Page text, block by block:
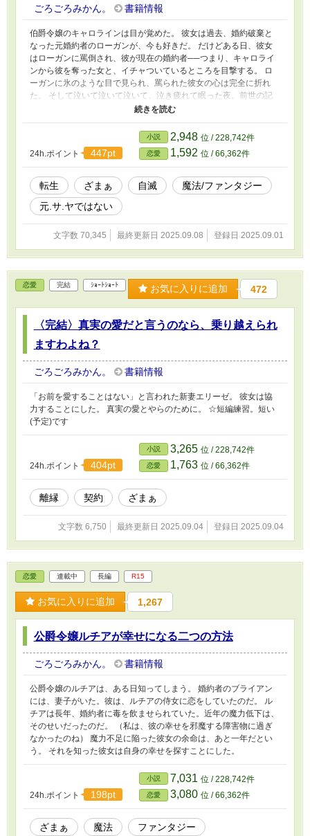
ごろごろみかん。 書籍情報
伯爵令嬢のキャロラインは目が覚めた。 彼女は過去、婚約破棄と
なった元婚約者のローガンが、今も好きだ。 だけどある日、彼女
はローガンに罵倒され、彼が現在の婚約者──つまり、キャロライ
ンから彼を奪った女と、イチャついているところを目撃する。 ロ
ーガンに氷のような目で見られ、罵られた彼女の心は完全に折れ
た。 そして泣いて泣いて泣いて、泣き疲れて眠った夜。前世の記
憶を思い出したのだ。目が覚めた彼女は、決意した。 （他人の恋
の噛ませ役になるのも嫌だし、悪役になるのも嫌。恋の鞘当なんて
まっぴらごめんだわ！） 愛も、しがらみも、すべてを手放して自
由に生きてやる。結果的に、彼女は感謝していた。 ☆中編(予定)で
す。
24h.ポイント 447pt
小説 2,948 位 / 228,742件
恋愛 1,592 位 / 66,362件
転生 ざまぁ 自滅
魔法/ファンタジー
元.サ.ヤではない
文字数 70,345 最終更新日 2025.09.08 登録日 2025.09.01
恋愛 完結 ｼｮｰﾄｼｮｰﾄ お気に入りに追加 472
〈完結〉真実の愛だと言うのなら、乗り越えられ
ますわよね？
ごろごろみかん。 書籍情報
「お前を愛することはない」と言われた新妻エリーゼ。 彼女は協
力することにした。 真実の愛とやらのために。 ☆短編練習。短い
(予定)です
24h.ポイント 404pt
小説 3,265 位 / 228,742件
恋愛 1,763 位 / 66,362件
離縁 契約 ざまぁ
文字数 6,750 最終更新日 2025.09.04 登録日 2025.09.04
恋愛 連載中 長編 R15
お気に入りに追加 1,267
公爵令嬢ルチアが幸せになる二つの方法
ごろごろみかん。 書籍情報
公爵令嬢のルチアは、ある日知ってしまう。 婚約者のブライアン
には、妻子がいた。彼は、ルチアの侍女に恋をしていたのだ。 ル
チアは長年、婚約者に毒を飲ませられていた。近年の魔力低下は、
そのせいだったのだ。 （私は、彼の幸せを邪魔する障害物に過ぎ
なかったのね） 魔力不足に陥った彼女の余命は、あと一年だとい
う。 それを知った彼女は自身の幸せを探すことにした。
24h.ポイント 198pt
小説 7,031 位 / 228,742件
恋愛 3,080 位 / 66,362件
ざまぁ 魔法 ファンタジー